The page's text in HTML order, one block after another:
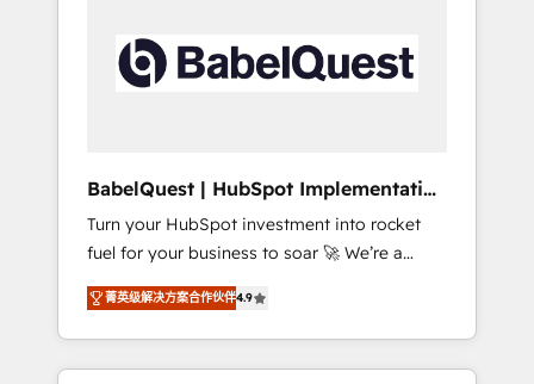
governance for HubSpot-centred operations
A little about us: • Boutique 'Elite' team of 12 •
42001:2023 certified - the AI management
standard • GuardHub: our AI governance
framework, built on ISO 42001 Ready for the
next step? Click the 👈 '𝗖𝗼𝗻𝘁𝗮𝗰𝘁 𝗯𝘂𝘀𝗶𝗻𝗲𝘀𝘀'
button to get in touch (𝘸𝘦'𝘳𝘦 𝘴𝘶𝘱𝘦𝘳
𝘳𝘦𝘴𝘱𝘰𝘯𝘴𝘪𝘷𝘦)
BabelQuest | HubSpot Implementation
& Consultancy
Turn your HubSpot investment into rocket
fuel for your business to soar 🚀 We’re a
team of accredited HubSpot experts ready
to help you. We can implement the platform
into complex business environments,
optimise what you've got and make sure you
菁英级解决方案合作伙伴4.9